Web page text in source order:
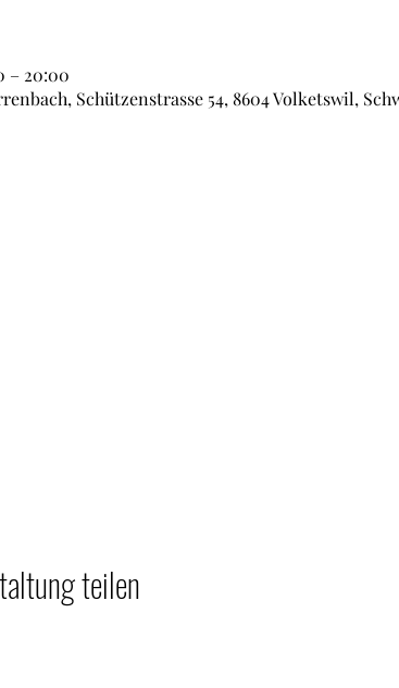
– 20:00
Schützenstrasse 54, 8604 Volketswil,
teilen